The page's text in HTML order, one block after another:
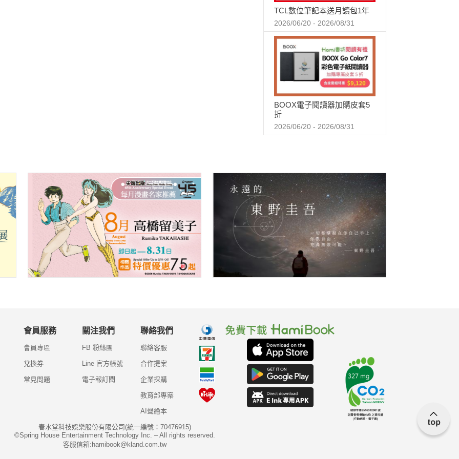
TCL數位筆記本送月讀包1年
2026/06/20 - 2026/08/31
BOOX電子閱讀器加購皮套5
折
2026/06/20 - 2026/08/31
會員服務
會員專區
兌換券
常見問題
關注我們
FB 粉絲團
Line 官方帳號
電子報訂閱
聯絡我們
聯絡客服
合作提案
企業採購
教育部專案
AI聲繪本
春水堂科技娛樂股份有限公司(統一編號：70476915)
©Spring House Entertainment Technology Inc. – All rights reserved.
客服信箱:hamibook@kland.com.tw